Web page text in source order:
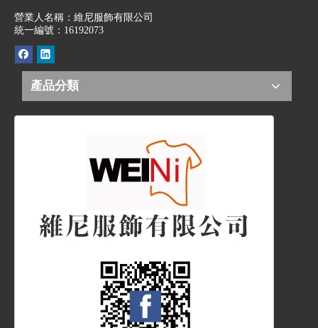
營業人名稱：維尼服飾有限公司
統一編號：16192073
產品分類